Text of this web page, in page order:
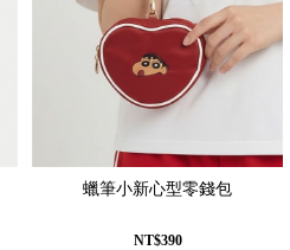
蠟筆小新心型零錢包
NT$390